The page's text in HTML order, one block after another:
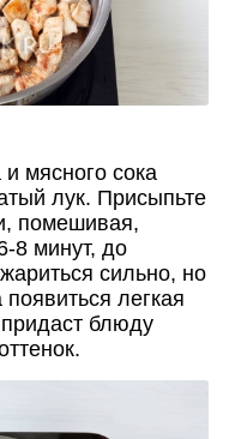
мясного сока
лук. Присыпьте
помешивая,
8 минут, до
сильно, но
легкая
блюду